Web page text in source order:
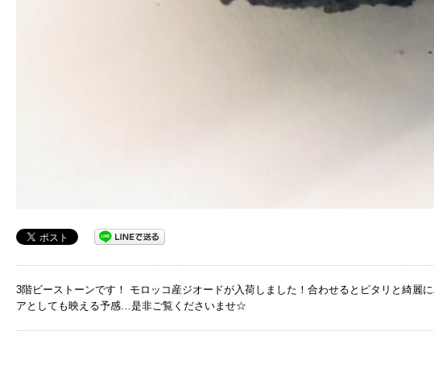
3階ビーストーンです！ モロッコ産ジオードが入荷しました！合わせるとピタリと綺麗
アとしても映える予感…是非ご覧くださいませ☆